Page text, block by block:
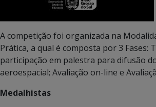
A competição foi organizada na
Prática, a qual é composta por 3 Fases:
participação em palestra para difusão
aeroespacial; Avaliação on-line e
Medalhistas